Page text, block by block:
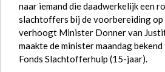
naar iemand die daadwerkelijk een
slachtoffers bij de voorbereiding op
verhoogt Minister Donner van
maakte de minister maandag
Fonds Slachtofferhulp (15-jaar).